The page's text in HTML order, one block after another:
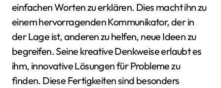
einfachen Worten zu erklären. Dies macht ihn zu
einem hervorragenden Kommunikator, der in
der Lage ist, anderen zu helfen, neue Ideen zu
begreifen. Seine kreative Denkweise erlaubt es
ihm, innovative Lösungen für Probleme zu
finden. Diese Fertigkeiten sind besonders